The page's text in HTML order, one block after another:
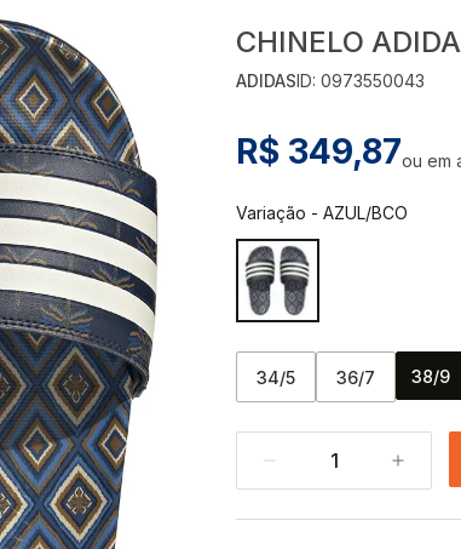
CHINELO
ADIDASID:0973550043
R$ 349,87ou em
Variação -AZUL/BCO
34/5 36/7 38/9
1